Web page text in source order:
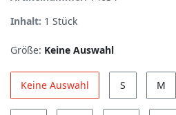
Inhalt: 1 Stück
Größe: Keine Auswahl
Keine Auswahl S M